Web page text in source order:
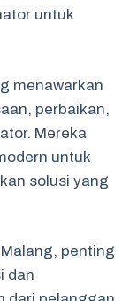
untuk
menawarkan
perbaikan,
Mereka
untuk
solusi yang
penting
dan